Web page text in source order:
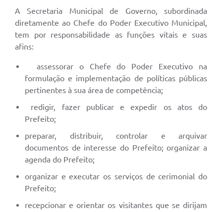
A Secretaria Municipal de Governo, subordinada
diretamente ao Chefe do Poder Executivo Municipal,
tem por responsabilidade as funções vitais e suas
afins:
assessorar o Chefe do Poder Executivo na
formulação e implementação de políticas públicas
pertinentes à sua área de competência;
redigir, fazer publicar e expedir os atos do
Prefeito;
preparar, distribuir, controlar e arquivar
documentos de interesse do Prefeito; organizar a
agenda do Prefeito;
organizar e executar os serviços de cerimonial do
Prefeito;
recepcionar e orientar os visitantes que se dirijam